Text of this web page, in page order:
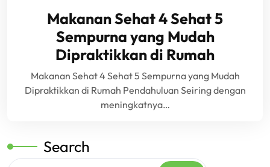
Makanan Sehat 4 Sehat 5
Sempurna yang Mudah
Dipraktikkan di Rumah
Makanan Sehat 4 Sehat 5 Sempurna yang Mudah
Dipraktikkan di Rumah Pendahuluan Seiring dengan
meningkatnya…
Search